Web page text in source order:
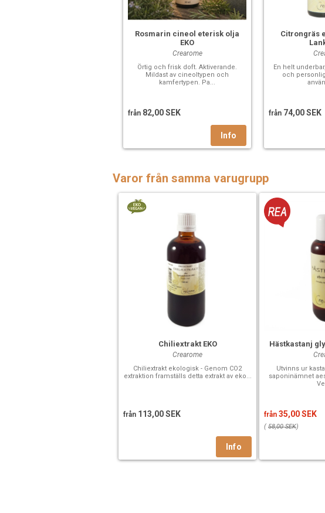
Rosmarin cineol eterisk olja
EKO
Crearome
Örtig och frisk doft. Aktiverande.
Mildast av cineoltypen och
kamfertypen. Pa...
från 82,00 SEK
Citrongräs
En helt
och
från 74,00 SEK
Varor från samma varugrupp
Chiliextrakt EKO
Crearome
Chiliextrakt ekologisk - Genom CO2
extraktion framställs detta extrakt av eko...
från 113,00 SEK
Hästkastanj
Utvinns ur
saponinämnet
från 35,00 SEK
( 58,00 SEK)